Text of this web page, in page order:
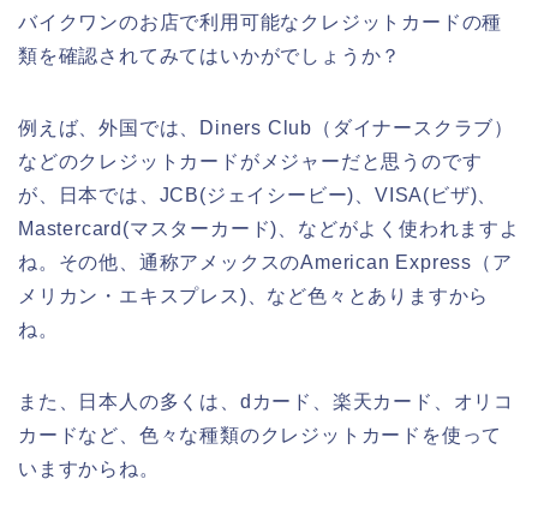
バイクワンのお店で利用可能なクレジットカードの種
類を確認されてみてはいかがでしょうか？
例えば、外国では、Diners Club（ダイナースクラブ）
などのクレジットカードがメジャーだと思うのです
が、日本では、JCB(ジェイシービー)、VISA(ビザ)、
Mastercard(マスターカード)、などがよく使われますよ
ね。その他、通称アメックスのAmerican Express（ア
メリカン・エキスプレス)、など色々とありますから
ね。
また、日本人の多くは、dカード、楽天カード、オリコ
カードなど、色々な種類のクレジットカードを使って
いますからね。